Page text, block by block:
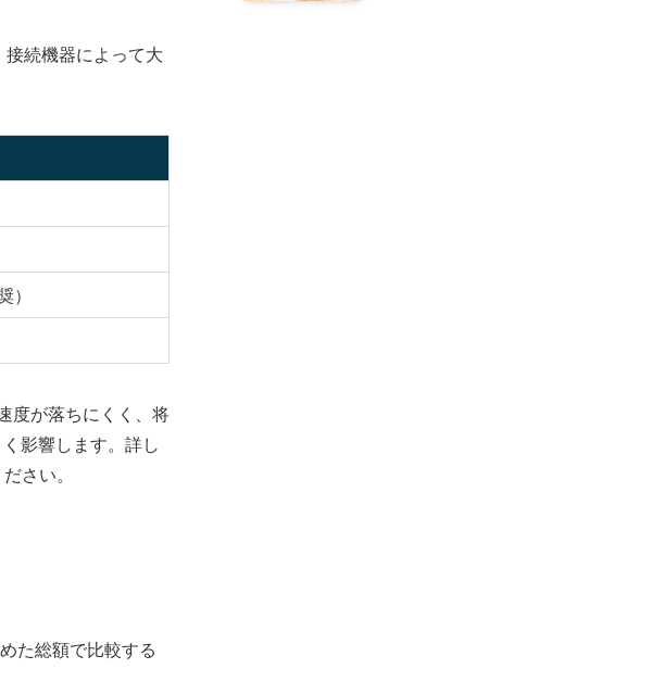
続機器によって大
度が落ちにくく、将
影響します。詳し
さい。
た総額で比較する